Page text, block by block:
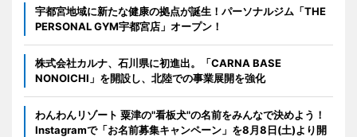
宇都宮地域に新たな健康の拠点が誕生！パーソナルジム「THE
PERSONAL GYM宇都宮店」オープン！
株式会社カルナ、石川県に初進出。「CARNA BASE
NONOICHI」を開設し、北陸での事業展開を強化
わんわんリゾート 粟津の"看板犬"の名前をみんなで決めよう！
Instagramで「お名前募集キャンペーン」を8月8日(土)より開